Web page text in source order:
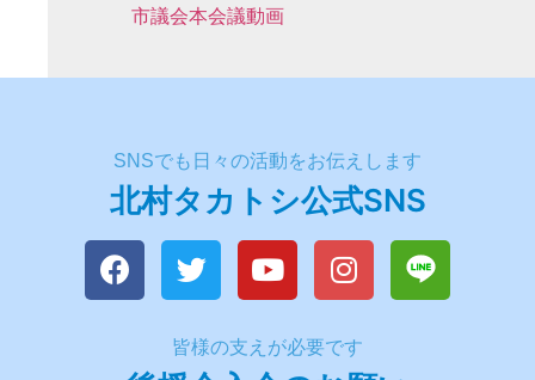
市議会本会議動画
北村タカトシ公式SNS
SNSでも日々の活動をお伝えします
皆様の支えが必要です